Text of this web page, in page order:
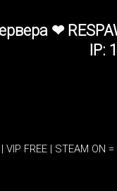
❤
IP:
VIP FREE | STEAM ON